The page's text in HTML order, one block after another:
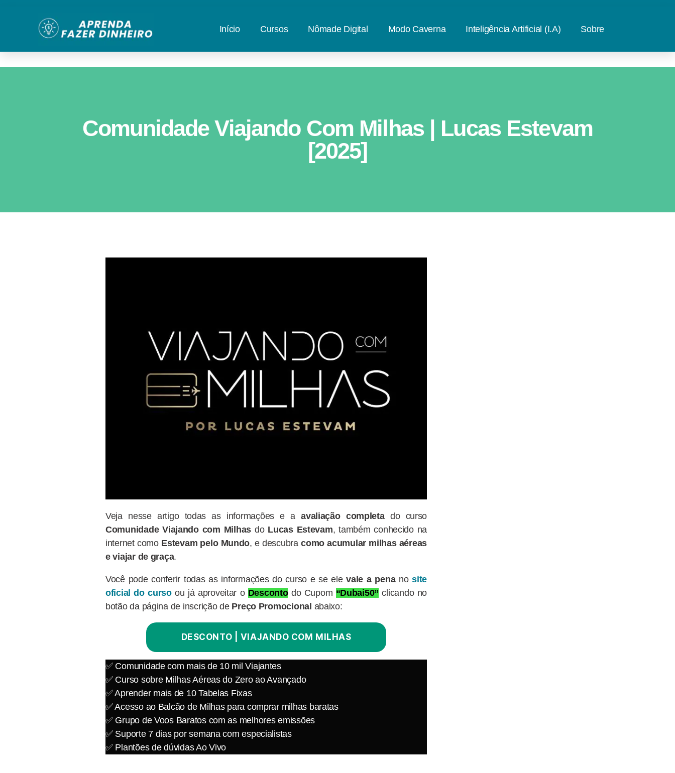
Início Cursos Nômade Digital Modo Caverna Inteligência Artificial (I.A) Sobre
Comunidade Viajando Com Milhas | Lucas Estevam
[2025]
Veja nesse artigo todas as informações e aavaliação completado curso
Comunidade Viajando com Milhas do Lucas Estevam, também conhecido na
internet comoEstevam pelo Mundo, e descubracomo acumular milhas aéreas
e viajar de graça.
Você pode conferir todas as informações do curso e se elevale a penanosite
oficial do cursoou já aproveitar o Descontodo Cupom “Dubai50” clicando no
botão da página de inscrição de Preço Promocional abaixo:
DESCONTO | VIAJANDO COM MILHAS
✅ Comunidade com mais de 10 mil Viajantes
✅ Curso sobre Milhas Aéreas do Zero ao Avançado
✅ Aprender mais de 10 Tabelas Fixas
✅ Acesso ao Balcão de Milhas para comprar milhas baratas
✅ Grupo de Voos Baratos com as melhores emissões
✅ Suporte 7 dias por semana com especialistas
✅ Plantões de dúvidas Ao Vivo